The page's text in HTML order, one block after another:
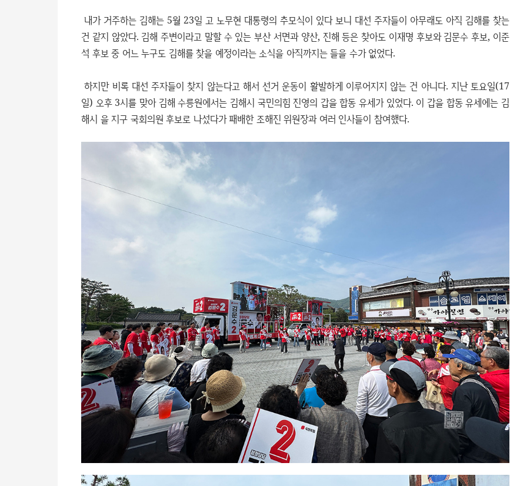
내가 거주하는 김해는 5월 23일 고 노무현 대통령의 추모식이 있다 보니 대선 주자들이 아무래도 아직 김해를 찾는
건 같지 않았다. 김해 주변이라고 말할 수 있는 부산 서면과 양산, 진해 등은 찾아도 이재명 후보와 김문수 후보, 이준
석 후보 중 어느 누구도 김해를 찾을 예정이라는 소식을 아직까지는 들을 수가 없었다.
하지만 비록 대선 주자들이 찾지 않는다고 해서 선거 운동이 활발하게 이루어지지 않는 건 아니다. 지난 토요일(17
일) 오후 3시를 맞아 김해 수릉원에서는 김해시 국민의힘 진영의 갑을 합동 유세가 있었다. 이 갑을 합동 유세에는 김
해시 을 지구 국회의원 후보로 나섰다가 패배한 조해진 위원장과 여러 인사들이 참여했다.